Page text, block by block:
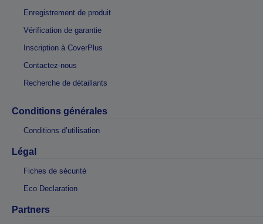
Enregistrement de produit
Vérification de garantie
Inscription à CoverPlus
Contactez-nous
Recherche de détaillants
Conditions générales
Conditions d’utilisation
Légal
Fiches de sécurité
Eco Declaration
Partners